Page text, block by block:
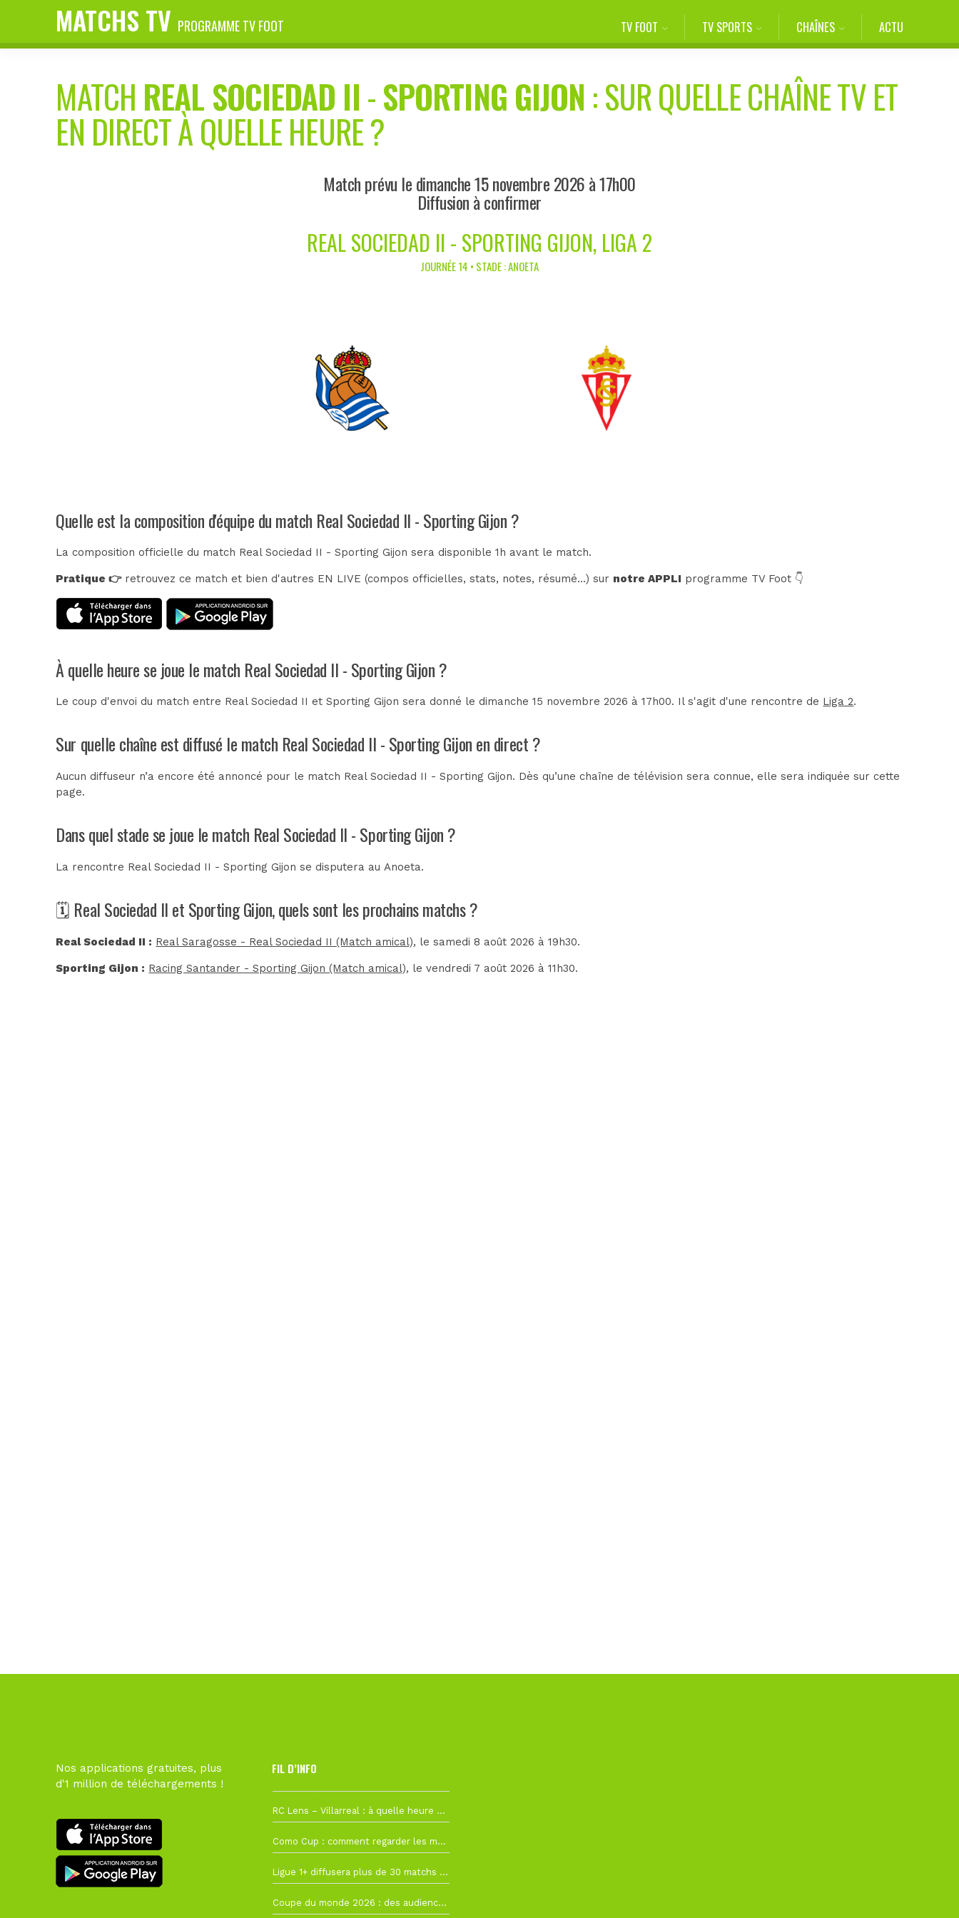
MATCHS TV PROGRAMME TV FOOT TV FOOT TV SPORTS CHAÎNES ACTU
MATCH REAL SOCIEDAD II-SPORTING GIJON : SUR QUELLE CHAÎNE TV ET
EN DIRECT À QUELLE HEURE ?
Match prévu le dimanche 15 novembre 2026 à 17h00
Diffusion à confirmer
REAL SOCIEDAD II - SPORTING GIJON, LIGA 2
JOURNÉE 14 • STADE : ANOETA
Quelle est la composition d'équipe du match Real Sociedad II - Sporting Gijon ?
La composition officielle du match Real Sociedad II - Sporting Gijon sera disponible 1h avant le match.
Pratique 👉retrouvez ce match et bien d'autres EN LIVE (compos officielles, stats, notes, résumé...) sur notre APPLI programme TV Foot 👇
À quelle heure se joue le match Real Sociedad II - Sporting Gijon ?
Le coup d'envoi du match entre Real Sociedad II et Sporting Gijon sera donné le dimanche 15 novembre 2026 à 17h00. Il s'agit d'une rencontre de Liga 2.
Sur quelle chaîne est diffusé le match Real Sociedad II - Sporting Gijon en direct ?
Aucun diffuseur n’a encore été annoncé pour le match Real Sociedad II - Sporting Gijon. Dès qu’une chaîne de télévision sera connue, elle sera indiquée sur cette
page.
Dans quel stade se joue le match Real Sociedad II - Sporting Gijon ?
La rencontre Real Sociedad II - Sporting Gijon se disputera auAnoeta.
🗓️ Real Sociedad II et Sporting Gijon, quels sont les prochains matchs ?
Real Sociedad II : Real Saragosse - Real Sociedad II (Match amical), le samedi 8 août 2026 à 19h30.
Sporting Gijon : Racing Santander - Sporting Gijon (Match amical), le vendredi 7 août 2026 à 11h30.
Nos applications gratuites, plus
d'1 million de téléchargements !
FIL D’INFO
RC Lens – Villarreal : à quelle heure et sur quelle chaîne voir la finale de la Como Cup ?
Como Cup : comment regarder les matchs du RC Lens en direct ?
Ligue 1+ diffusera plus de 30 matchs amicaux avant la reprise de la Ligue 1
Coupe du monde 2026 : des audiences record, mais M6 devrait perdre très gros !